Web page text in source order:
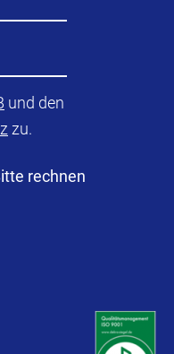
und den
zu.
rechnen